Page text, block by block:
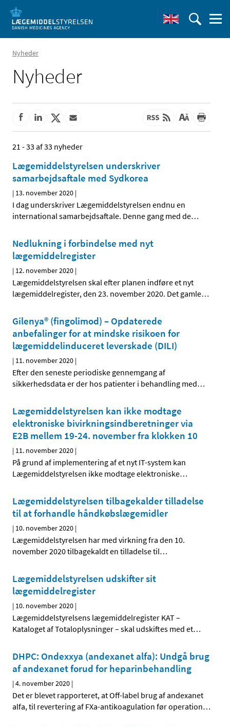
Nyheder
Nyheder
21 - 33 af 33 nyheder
Lægemiddelstyrelsen underskriver
samarbejdsaftale med Sydkorea
| 13. november 2020 |
I dag underskriver Lægemiddelstyrelsen endnu en
international samarbejdsaftale. Denne gang med de…
Nedlukning i forbindelse med nyt
lægemiddelregister
| 12. november 2020 |
Lægemiddelstyrelsen skal efter planen indføre et nyt
lægemiddelregister, den 23. november 2020. Det gamle…
Gilenya® (fingolimod) – Opdaterede
anbefalinger for at mindske risikoen for
lægemiddelinduceret leverskade (DILI)
| 11. november 2020 |
Efter den seneste periodiske gennemgang af
sikkerhedsdata er der hos patienter i behandling med…
Lægemiddelstyrelsen kan ikke modtage
elektroniske bivirkningsindberetninger via
E2B mellem 19-24. november fra klokken 10
| 11. november 2020 |
På grund af implementering af et nyt IT-system kan
Lægemiddelstyrelsen ikke modtage elektroniske…
Lægemiddelstyrelsen tilbagekalder tilladelse
til at forhandle håndkøbslægemidler
| 10. november 2020 |
Lægemiddelstyrelsen har med virkning fra den 10.
november 2020 tilbagekaldt en tilladelse til…
Lægemiddelstyrelsen udskifter sit
lægemiddelregister
| 10. november 2020 |
Lægemiddelstyrelsens lægemiddelregister KAT –
Kataloget af Totaloplysninger – skal udskiftes med et…
DHPC: Ondexxya (andexanet alfa): Undgå brug
af andexanet forud for heparinbehandling
|4. november 2020 |
Det er blevet rapporteret, at Off-label brug af andexanet
alfa, til revertering af FXa-antikoagulation før operation…